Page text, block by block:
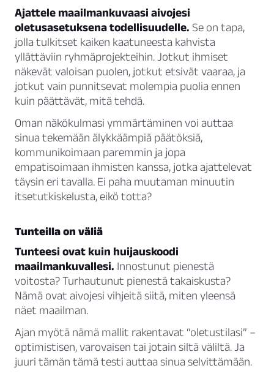
Ajattele maailmankuvaasi aivojesi
oletusasetuksena todellisuudelle. Se on tapa,
jolla tulkitset kaiken kaatuneesta kahvista
yllättäviin ryhmäprojekteihin. Jotkut ihmiset
näkevät valoisan puolen, jotkut etsivät vaaraa, ja
jotkut vain punnitsevat molempia puolia ennen
kuin päättävät, mitä tehdä.
Oman näkökulmasi ymmärtäminen voi auttaa
sinua tekemään älykkäämpiä päätöksiä,
kommunikoimaan paremmin ja jopa
empatisoimaan ihmisten kanssa, jotka ajattelevat
täysin eri tavalla. Ei paha muutaman minuutin
itsetutkiskelusta, eikö totta?
Tunteilla on väliä
Tunteesi ovat kuin huijauskoodi
maailmankuvallesi. Innostunut pienestä
voitosta? Turhautunut pienestä takaiskusta?
Nämä ovat aivojesi vihjeitä siitä, miten yleensä
näet maailman.
Ajan myötä nämä mallit rakentavat “oletustilasi” –
optimistisen, varovaisen tai jotain siltä väliltä. Ja
juuri tämän tämä testi auttaa sinua selvittämään.